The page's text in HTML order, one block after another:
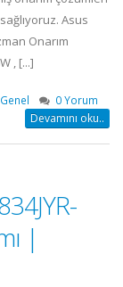
Asus
Onarım
, [...]
Genel 0 Yorum
Devamını oku..
|